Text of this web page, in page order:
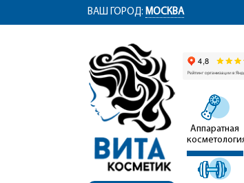
ym(12767704, 'getClientID', function(clientID) {
ВАШ ГОРОД: МОСКВА
Аппаратная